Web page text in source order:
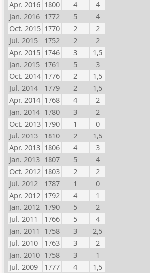
Apr. 2016 1800 4
4
Jan. 2016 1772 5
4
Oct. 2015 1770 2
2
Jul. 2015
1752 2
2
Apr. 2015 1746 3
1,5
Jan. 2015 1761 5
3
Oct. 2014 1776 2
1,5
Jul. 2014
1779 2
1,5
Apr. 2014 1768 4
2
Jan. 2014 1780 3
2
Oct. 2013 1790 1
0
Jul. 2013
1810 2
1,5
Apr. 2013 1806 4
3
Jan. 2013 1807 5
4
Oct. 2012 1803 2
2
Jul. 2012
1787 1
0
Apr. 2012 1792 4
1
Jan. 2012 1790 5
2
Jul. 2011
1766 5
4
Jan. 2011 1758 3
2,5
Jul. 2010
1763 3
2
Jan. 2010 1758 3
1
Jul. 2009
1777 4
1,5